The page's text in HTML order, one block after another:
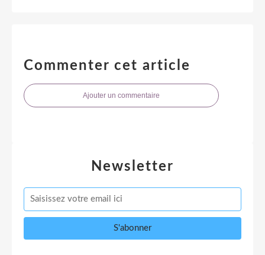
Commenter cet article
Ajouter un commentaire
Newsletter